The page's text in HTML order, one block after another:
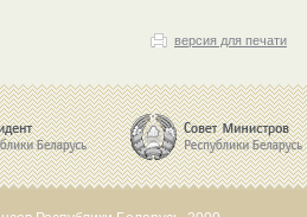
версия для печати